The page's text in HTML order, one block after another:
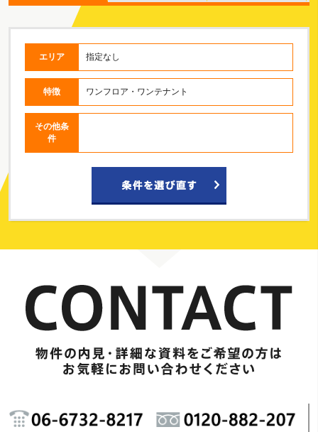
エリア 指定なし
特徴 ワンフロア・ワンテナント
その他条
件